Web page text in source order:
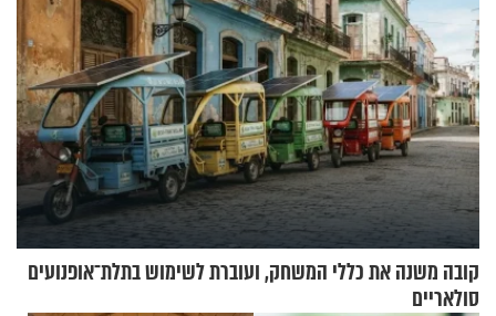
קובה משנה את כללי המשחק, ועוברת לשימוש בתלת־אופנועים
סולאריים